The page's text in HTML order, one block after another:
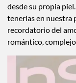
desde su propia
tenerlas en nuestra
recordatorio del
romántico,